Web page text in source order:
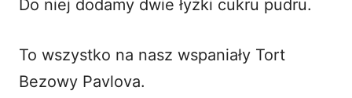
Do niej dodamy dwie łyżki cukru pudru.
To wszystko na nasz wspaniały Tort
Bezowy Pavlova.